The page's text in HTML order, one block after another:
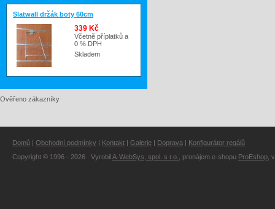
Slatwall držák boty 60cm
339 Kč
Včetně příplatků a
0 % DPH
Skladem
Ověřeno zákazníky
Domů | Obchodní podmínky | Kontakt | Galerie | Doprava | Konfigurátor regálů
Copyright © 1996 - 2026 VyrobilA-WebSys, spol. s r.o. , pronájem e-shopu ProEshop ,